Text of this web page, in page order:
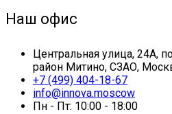
Наш офис
Центральная улица, 24А,
район Митино, СЗАО,
+7 (499) 404-18-67
info@innova.moscow
Пн - Пт: 10:00 - 18:00